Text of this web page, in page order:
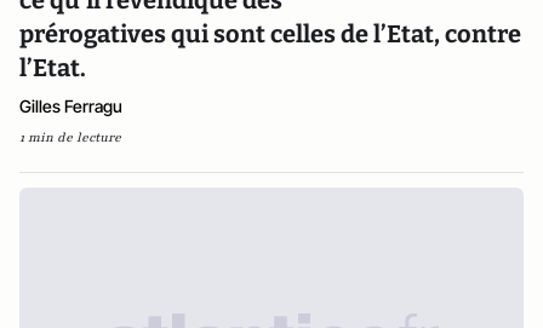
prérogatives qui sont celles de l’Etat, contre
l’Etat.
Gilles Ferragu
1 min de lecture